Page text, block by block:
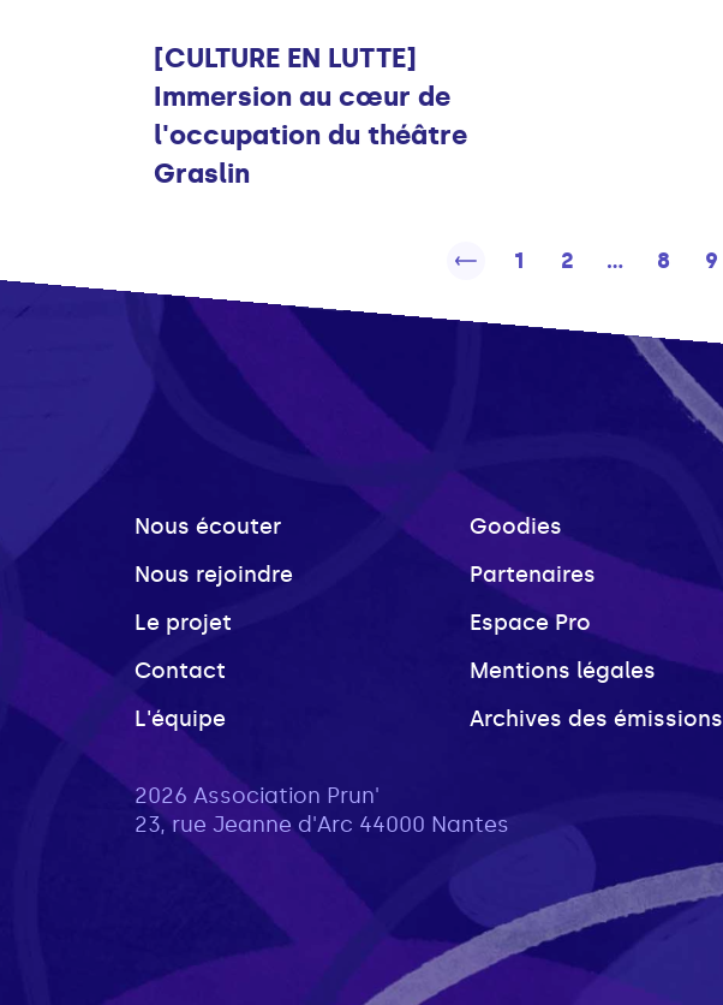
[CULTURE EN LUTTE]
Immersion au cœur de
l'occupation du théâtre
Graslin
1 2 ... 8 9
Nous écouter
Nous rejoindre
Le projet
Contact
L'équipe
Goodies
Partenaires
Espace Pro
Mentions légales
Archives des émissions
2026 Association Prun'
23, rue Jeanne d'Arc 44000 Nantes